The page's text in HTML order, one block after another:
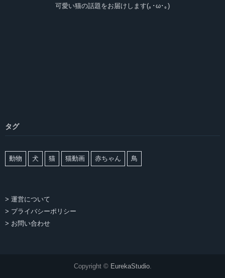
可愛い猫の話題をお届けします(｡･ω･｡)
タグ
動物 犬 猫 猫動画 赤ちゃん 鳥
> 運営について
> プライバシーポリシー
> お問い合わせ
Copyright © EurekaStudio.